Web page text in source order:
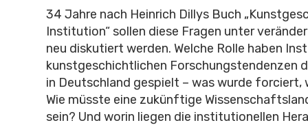
34 Jahre nach Heinrich Dillys Buch
Institution“ sollen diese Fragen unter
neu diskutiert werden. Welche Rolle haben
kunstgeschichtlichen Forschungstendenzen
in Deutschland gespielt – was wurde forciert,
Wie müsste eine zukünftige
sein? Und worin liegen die institutionellen